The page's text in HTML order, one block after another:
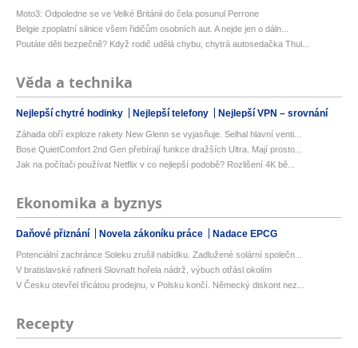
Moto3: Odpoledne se ve Velké Británii do čela posunul Perrone
Belgie zpoplatní silnice všem řidičům osobních aut. A nejde jen o dáln...
Poutáte děti bezpečně? Když rodič udělá chybu, chytrá autosedačka Thul...
Věda a technika
Nejlepší chytré hodinky Nejlepší telefony Nejlepší VPN – srovnání
Záhada obří exploze rakety New Glenn se vyjasňuje. Selhal hlavní venti...
Bose QuietComfort 2nd Gen přebírají funkce dražších Ultra. Mají prosto...
Jak na počítači používat Netflix v co nejlepší podobě? Rozlišení 4K bě...
Ekonomika a byznys
Daňové přiznání Novela zákoníku práce Nadace EPCG
Potenciální zachránce Soleku zrušil nabídku. Zadlužené solární společn...
V bratislavské rafinerii Slovnaft hořela nádrž, výbuch otřásl okolím
V Česku otevřel třicátou prodejnu, v Polsku končí. Německý diskont nez...
Recepty